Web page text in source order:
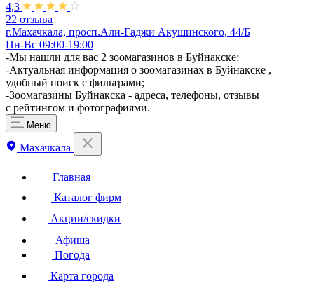
4,3
22 отзыва
г.Махачкала, просп.Али-Гаджи Акушинского, 44/Б
Пн-Вс 09:00-19:00
-Мы нашли для вас 2 зоомагазинов в Буйнакске;
-Актуальная информация о зоомагазинах в Буйнакске ,
удобный поиск с фильтрами;
-Зоомагазины Буйнакска - адреса, телефоны, отзывы
с рейтингом и фотографиями.
Меню
Махачкала
Главная
Каталог фирм
Акции/скидки
Афиша
Погода
Карта города